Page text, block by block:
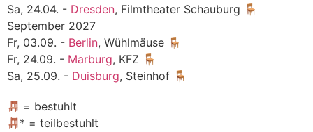
Sa, 24.04. - Dresden, Filmtheater Schauburg 🪑
September 2027
Fr, 03.09. - Berlin, Wühlmäuse 🪑
Fr, 24.09. - Marburg, KFZ 🪑
Sa, 25.09. - Duisburg, Steinhof 🪑
= bestuhlt
* = teilbestuhlt